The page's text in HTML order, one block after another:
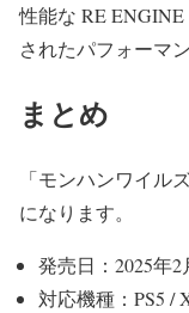
性能な RE
されたパフォーマ
まとめ
「モンハンワイル
になります。
発売日：2025年2
対応機種：PS5 /